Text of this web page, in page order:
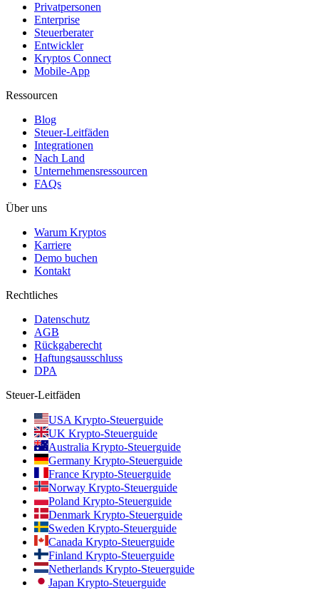
Privatpersonen
Enterprise
Steuerberater
Entwickler
Kryptos Connect
Mobile-App
Ressourcen
Blog
Steuer-Leitfäden
Integrationen
Nach Land
Unternehmensressourcen
FAQs
Über uns
Warum Kryptos
Karriere
Demo buchen
Kontakt
Rechtliches
Datenschutz
AGB
Rückgaberecht
Haftungsausschluss
DPA
Steuer-Leitfäden
USA Krypto-Steuerguide
UK Krypto-Steuerguide
Australia Krypto-Steuerguide
Germany Krypto-Steuerguide
France Krypto-Steuerguide
Norway Krypto-Steuerguide
Poland Krypto-Steuerguide
Denmark Krypto-Steuerguide
Sweden Krypto-Steuerguide
Canada Krypto-Steuerguide
Finland Krypto-Steuerguide
Netherlands Krypto-Steuerguide
Japan Krypto-Steuerguide